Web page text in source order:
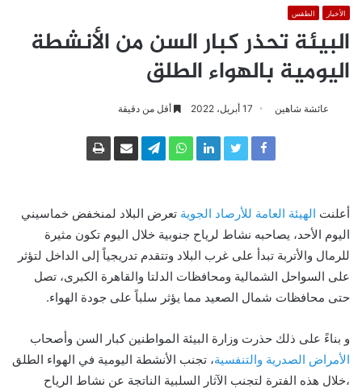
الأخبار الطقس
البيئة تحذر كبار السن من الأنشطة
اليومية بالهواء الطلق
عائشة شاهين 17 أبريل، 2022 أقل من دقيقة
أعلنت الهيئة العامة للأرصاد الجوية تعرض البلاد لمنخفض خماسيني
اليوم الأحد، يصاحبه نشاط لرياح جنوبية خلال اليوم تكون مثيرة
للرمال والأتربة تبدأ على غرب البلاد وتتقدم تدريجياً إلى الداخل لتؤثر
على السواحل الشمالية ومحافظات الدلتا والقاهرة الكبرى، تصل
حتى محافظات شمال الصعيد مما يؤثر سلباً على جودة الهواء.
و بناءً على ذلك حذرت وزارة البيئة المواطنين كبار ‏السن وأصحاب
الأمراض الصدرية والتنفسية، تجنب الأنشطة اليومية في الهواء الطلق
،خلال ‏هذه الفترة لتجنب الآثار السلبية الناتجة عن نشاط الرياح